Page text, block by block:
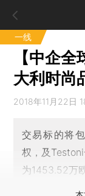
一线
【中企
大利时尚
2018年11月22日
交易标的将
权，及
为1453.52万